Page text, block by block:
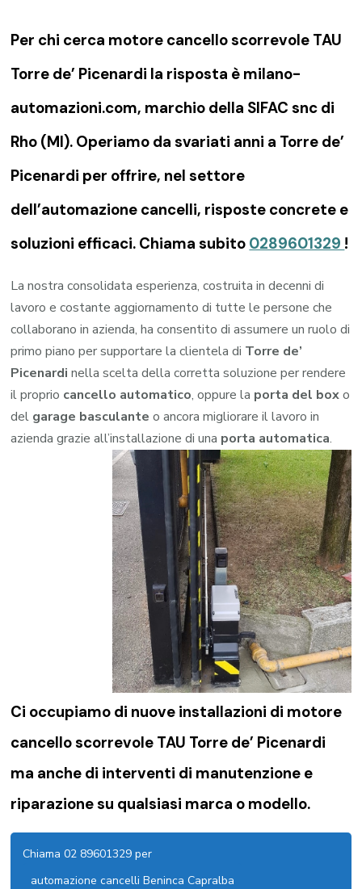
Per chi cerca motore cancello scorrevole TAU
Torre de’ Picenardi la risposta è milano-
automazioni.com, marchio della SIFAC snc di
Rho (MI). Operiamo da svariati anni a Torre de’
Picenardi per offrire, nel settore
dell’automazione cancelli, risposte concrete e
soluzioni efficaci. Chiama subito 0289601329 !
La nostra consolidata esperienza, costruita in decenni di
lavoro e costante aggiornamento di tutte le persone che
collaborano in azienda, ha consentito di assumere un ruolo di
primo piano per supportare la clientela di Torre de’
Picenardi nella scelta della corretta soluzione per rendere
il proprio cancello automatico, oppure la porta del boxo
del garage basculante o ancora migliorare il lavoro in
azienda grazie all’installazione di una porta automatica.
Ci occupiamo di nuove installazioni di motore
cancello scorrevole TAU Torre de’ Picenardi
ma anche di interventi di manutenzione e
riparazione su qualsiasi marca o modello.
Chiama 02 89601329 per
automazione cancelli Beninca Capralba